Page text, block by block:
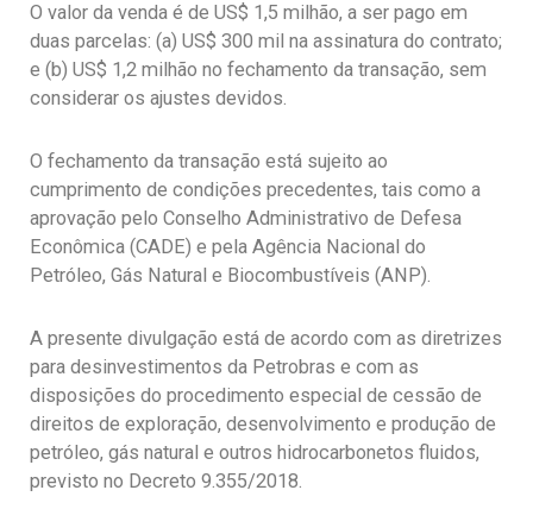
O valor da venda é de US$ 1,5 milhão, a ser pago em
duas parcelas: (a) US$ 300 mil na assinatura do contrato;
e (b) US$ 1,2 milhão no fechamento da transação, sem
considerar os ajustes devidos.
O fechamento da transação está sujeito ao
cumprimento de condições precedentes, tais como a
aprovação pelo Conselho Administrativo de Defesa
Econômica (CADE) e pela Agência Nacional do
Petróleo, Gás Natural e Biocombustíveis (ANP).
A presente divulgação está de acordo com as diretrizes
para desinvestimentos da Petrobras e com as
disposições do procedimento especial de cessão de
direitos de exploração, desenvolvimento e produção de
petróleo, gás natural e outros hidrocarbonetos fluidos,
previsto no Decreto 9.355/2018.